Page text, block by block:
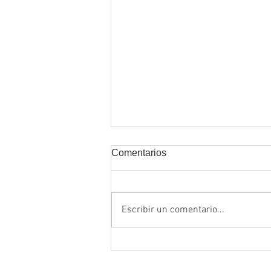
Comentarios
Escribir un comentario...